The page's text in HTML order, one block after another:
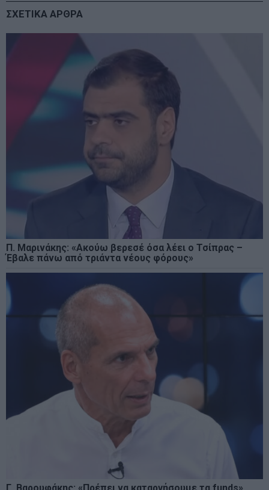
ΣΧΕΤΙΚΑ ΑΡΘΡΑ
Π. Μαρινάκης: «Ακούω βερεσέ όσα λέει ο Τσίπρας –
Έβαλε πάνω από τριάντα νέους φόρους»